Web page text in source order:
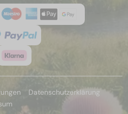
Datenschutzerklärung